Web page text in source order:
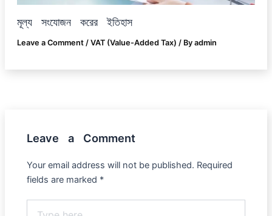
মূল্য সংযোজন করের ইতিহাস
Leave a Comment / VAT (Value-Added Tax) / By admin
Leave a Comment
Your email address will not be published. Required
fields are marked *